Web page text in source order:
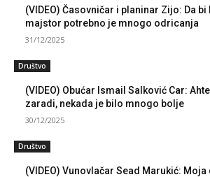
(VIDEO) Časovničar i planinar Zijo: Da bi
majstor potrebno je mnogo odricanja
31/12/2025
Društvo
(VIDEO) Obućar Ismail Salković Car:
zaradi, nekada je bilo mnogo bolje
30/12/2025
Društvo
(VIDEO) Vunovlačar Sead Marukić: